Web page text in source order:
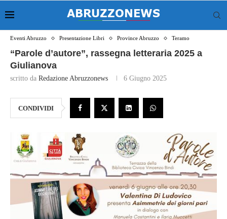
Eventi Abruzzo Presentazione Libri Province Abruzzo Teramo
“Parole d’autore”, rassegna letteraria 2025 a
Giulianova
scritto da Redazione Abruzzonews 6 Giugno 2025
CONDIVIDI